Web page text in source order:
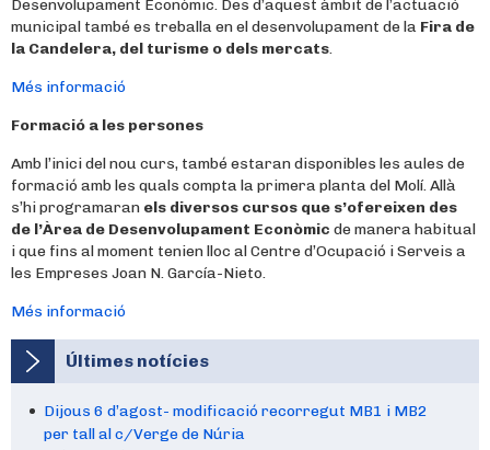
Desenvolupament Econòmic. Des d’aquest àmbit de l’actuació
municipal també es treballa en el desenvolupament de la Fira de
la Candelera, del turisme o dels mercats.
Més informació
Formació a les persones
Amb l’inici del nou curs, també estaran disponibles les aules de
formació amb les quals compta la primera planta del Molí. Allà
s’hi programaran els diversos cursos que s’ofereixen des
de l’Àrea de Desenvolupament Econòmic de manera habitual
i que fins al moment tenien lloc al Centre d’Ocupació i Serveis a
les Empreses Joan N. García-Nieto.
Més informació
Últimes notícies
Dijous 6 d’agost- modificació recorregut MB1 i MB2
per tall al c/Verge de Núria